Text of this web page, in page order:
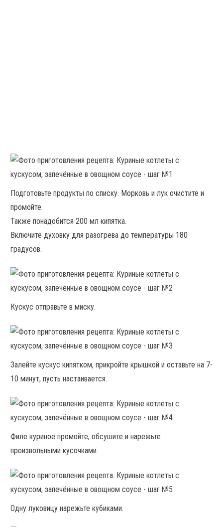
Подготовьте продукты по списку. Морковь и лук очистите и
промойте.
Также понадобится 200 мл кипятка.
Включите духовку для разогрева до температуры 180
градусов.
Кускус отправьте в миску.
Залейте кускус кипятком, прикройте крышкой и оставьте на 7-
10 минут, пусть настаивается.
Филе куриное промойте, обсушите и нарежьте
произвольными кусочками.
Одну луковицу нарежьте кубиками.